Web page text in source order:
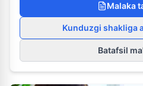
Malaka
Kunduzgi shakliga
Batafsil